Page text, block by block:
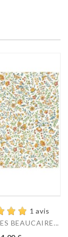
1 avis
BEAUCAIRE...